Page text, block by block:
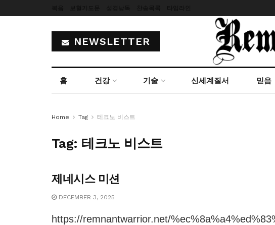
NEWSLETTER
홈 건강 기술 신세계질서 믿음
Home Tag 테크노 비스트
Tag: 테크노 비스트
제네시스 미션
DECEMBER 3, 2025
https://remnantwarrior.net/